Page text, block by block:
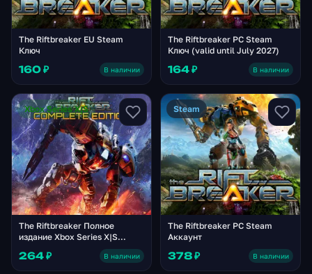
The Riftbreaker EU Steam
Ключ
160 ₽ В наличии
The Riftbreaker PC Steam
Ключ (valid until July 2027)
164 ₽ В наличии
Xbox Series X|S
The Riftbreaker Полное
издание Xbox Series X|S
264 ₽ В наличии
Steam
The Riftbreaker PC Steam
Аккаунт
378 ₽ В наличии